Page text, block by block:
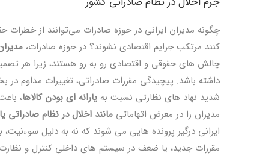
چگونه مدیران ایرانی در حوزه صادرات می‌توانند از خطرات
کنند مرتکب جرایم اقتصادی نشوند؟ در حوزه صادرات،
چالش‌ های حقوقی و اقتصادی رو به ‌رو هستند، زیرا هر
داشته باشد. پیچیدگی مقررات صادراتی، تغییرات مداوم در
شدید نهاد های نظارتی نسبت به یارانه ‌ای بودن کالاها،
مدیران را در معرض اتهاماتی مانند اخلال در نظام
ایرانی درگیر پرونده‌ هایی می ‌شوند که نه به دلیل سوءنیت،
مقررات جدید، یا ضعف در سیستم‌ های داخلی کنترل و